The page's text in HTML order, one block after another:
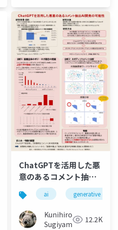
KaiRA
ChatGPTを活用した悪
意のあるコメント抽出
AI開発の可能性
ai generative ai
Kunihiro
Sugiyama
12.2K